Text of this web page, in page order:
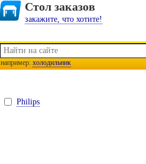
Стол заказов
закажите, что хотите!
например: холодильник
Philips